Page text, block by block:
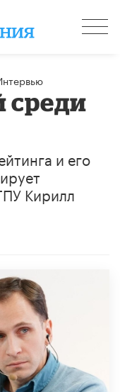
среди
и его
Кирилл